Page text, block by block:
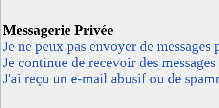
Messagerie Privée
Je ne peux pas envoyer de messages
Je continue de recevoir des
J'ai reçu un e-mail abusif ou de